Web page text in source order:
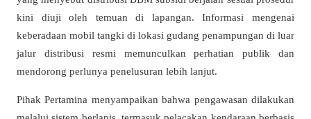
kini diuji oleh temuan di lapangan. Informasi mengenai
keberadaan mobil tangki di lokasi gudang penampungan di luar
jalur distribusi resmi memunculkan perhatian publik dan
mendorong perlunya penelusuran lebih lanjut.
Pihak Pertamina menyampaikan bahwa pengawasan dilakukan